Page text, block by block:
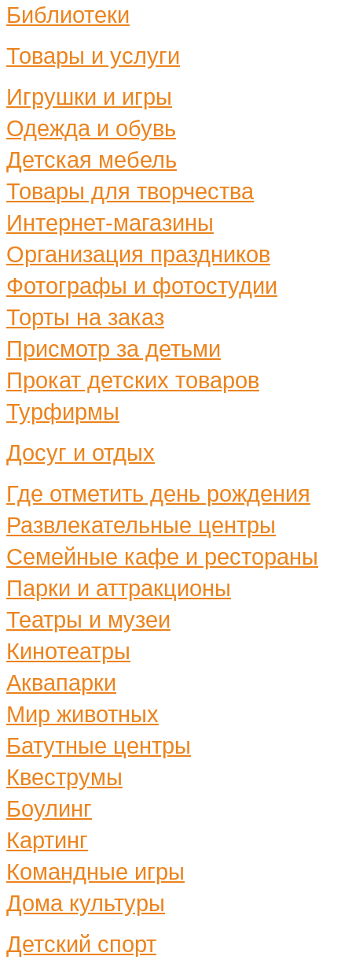
Библиотеки
Товары и услуги
Игрушки и игры
Одежда и обувь
Детская мебель
Товары для творчества
Интернет-магазины
Организация праздников
Фотографы и фотостудии
Торты на заказ
Присмотр за детьми
Прокат детских товаров
Турфирмы
Досуг и отдых
Где отметить день рождения
Развлекательные центры
Семейные кафе и рестораны
Парки и аттракционы
Театры и музеи
Кинотеатры
Аквапарки
Мир животных
Батутные центры
Квеструмы
Боулинг
Картинг
Командные игры
Дома культуры
Детский спорт